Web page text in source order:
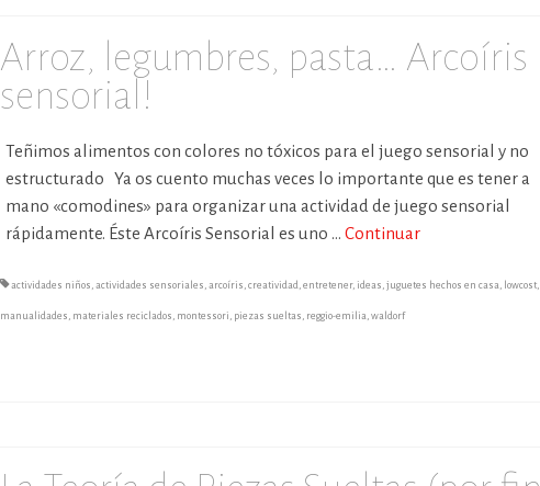
Arroz, legumbres, pasta… Arcoíris
sensorial!
Teñimos alimentos con colores no tóxicos para el juego sensorial y no
estructurado Ya os cuento muchas veces lo importante que es tener a
mano «comodines» para organizar una actividad de juego sensorial
rápidamente. Éste Arcoíris Sensorial es uno …Continuar
actividades niños ,actividades sensoriales ,arcoíris ,creatividad,entretener, ideas ,juguetes hechos en casa, lowcost,
manualidades , materiales reciclados , montessori , piezas sueltas , reggio-emilia,waldorf